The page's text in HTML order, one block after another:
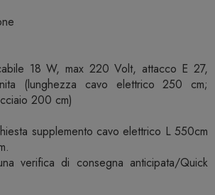
18 W, max 220 Volt, attacco E 27,
(lunghezza cavo elettrico 250 cm;
200 cm)
supplemento cavo elettrico L 550cm
verifica di consegna anticipata/Quick